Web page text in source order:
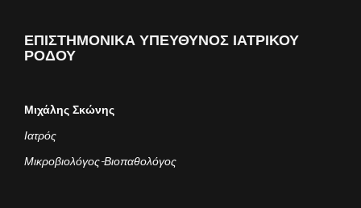
ΕΠΙΣΤΗΜΟΝΙΚΑ ΥΠΕΥΘΥΝΟΣ ΙΑΤΡΙΚΟΥ
ΡΟΔΟΥ
Μιχάλης Σκώνης
Ιατρός
Μικροβιολόγος-Βιοπαθολόγος